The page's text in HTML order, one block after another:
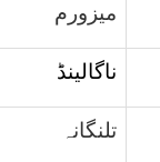
میزورم
ناگالینڈ
تلنگانہ